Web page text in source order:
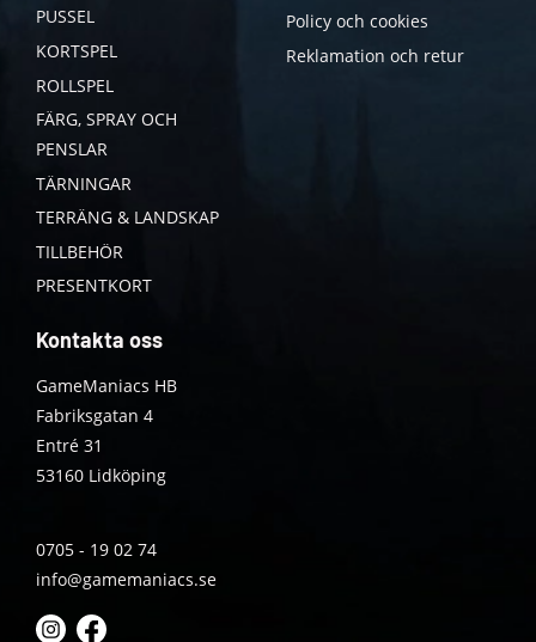
PUSSEL
KORTSPEL
ROLLSPEL
FÄRG, SPRAY OCH
PENSLAR
TÄRNINGAR
TERRÄNG & LANDSKAP
TILLBEHÖR
PRESENTKORT
Policy och cookies
Reklamation och retur
Kontakta oss
GameManiacs HB
Fabriksgatan 4
Entré 31
53160 Lidköping
0705 - 19 02 74
info@gamemaniacs.se